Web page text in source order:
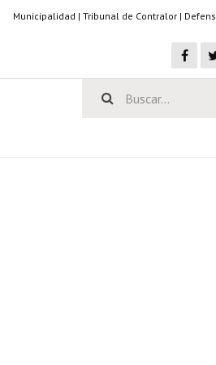
Municipalidad | Tribunal de Contralor |